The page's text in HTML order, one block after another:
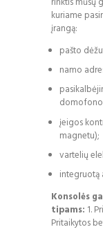
kuriame
įrangą:
pašto
namo
įeigos
magnetu);
vartelių
integruotą
Konsolės
tipams: 1.
Pritaikytos